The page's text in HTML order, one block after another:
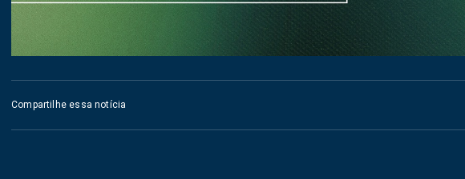
Compartilhe essa notícia